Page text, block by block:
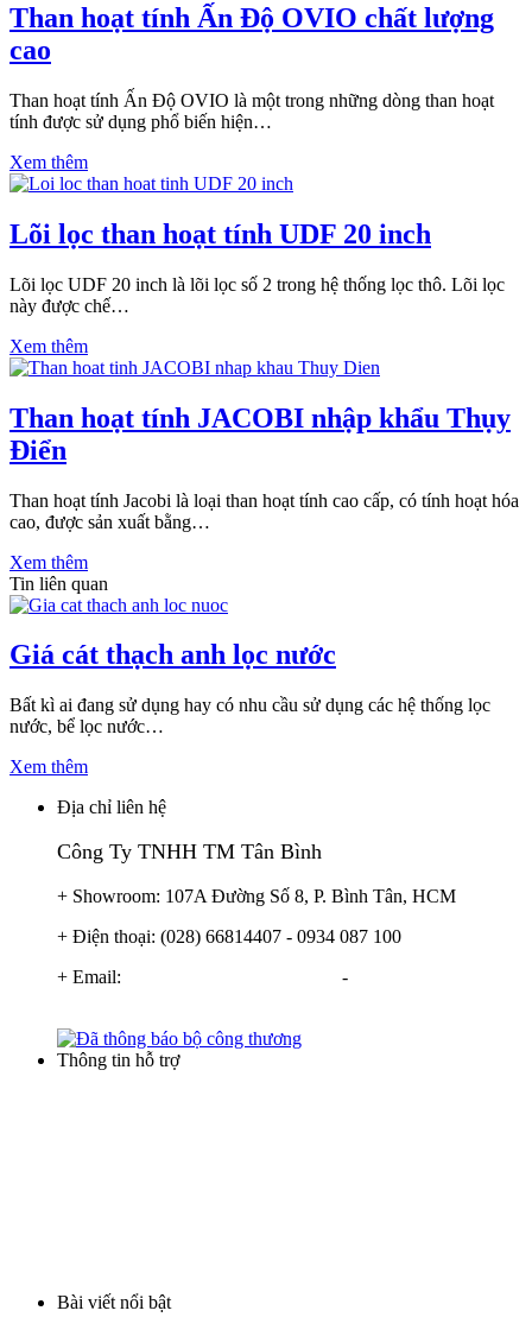
Than hoạt tính Ấn Độ OVIO chất lượng
cao
Than hoạt tính Ấn Độ OVIO là một trong những dòng than hoạt
tính được sử dụng phổ biến hiện…
Xem thêm
Lõi lọc than hoạt tính UDF 20 inch
Lõi lọc UDF 20 inch là lõi lọc số 2 trong hệ thống lọc thô. Lõi lọc
này được chế…
Xem thêm
Than hoạt tính JACOBI nhập khẩu Thụy
Điển
Than hoạt tính Jacobi là loại than hoạt tính cao cấp, có tính hoạt hóa
cao, được sản xuất bằng…
Xem thêm
Tin liên quan
Giá cát thạch anh lọc nước
Bất kì ai đang sử dụng hay có nhu cầu sử dụng các hệ thống lọc
nước, bể lọc nước…
Xem thêm
Địa chỉ liên hệ
Công Ty TNHH TM Tân Bình
+ Showroom: 107A Đường Số 8, P. Bình Tân, HCM
+ Điện thoại: (028) 66814407 - 0934 087 100
+ Email:
-
Thông tin hỗ trợ
Bài viết nổi bật